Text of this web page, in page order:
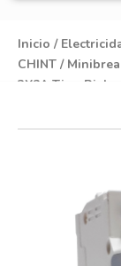
Inicio /
CHINT /
3X2A Tipo Riel